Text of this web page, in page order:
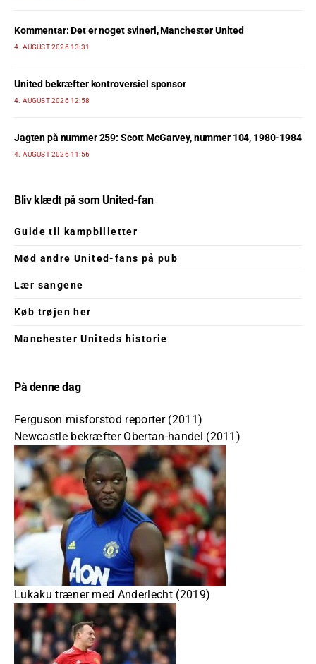
Kommentar: Det er noget svineri, Manchester United
4. AUGUST 2026 13:31
United bekræfter kontroversiel sponsor
4. AUGUST 2026 12:58
Jagten på nummer 259: Scott McGarvey, nummer 104, 1980-1984
4. AUGUST 2026 11:56
Bliv klædt på som United-fan
Guide til kampbilletter
Mød andre United-fans på pub
Lær sangene
Køb trøjen her
Manchester Uniteds historie
På denne dag
Ferguson misforstod reporter (2011)
Newcastle bekræfter Obertan-handel (2011)
Lukaku træner med Anderlecht (2019)